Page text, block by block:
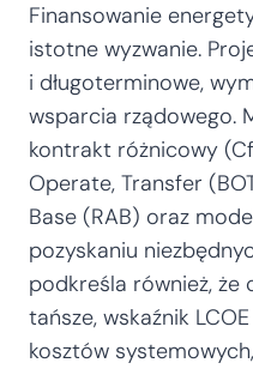
Finansowanie
istotne wyzwanie.
i długoterminowe,
wsparcia rządowego.
kontrakt różnicowy
Operate, Transfer
Base (RAB) oraz
pozyskaniu
podkreśla również, że
tańsze, wskaźnik
kosztów